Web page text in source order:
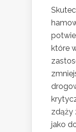
które
zdąży
jako